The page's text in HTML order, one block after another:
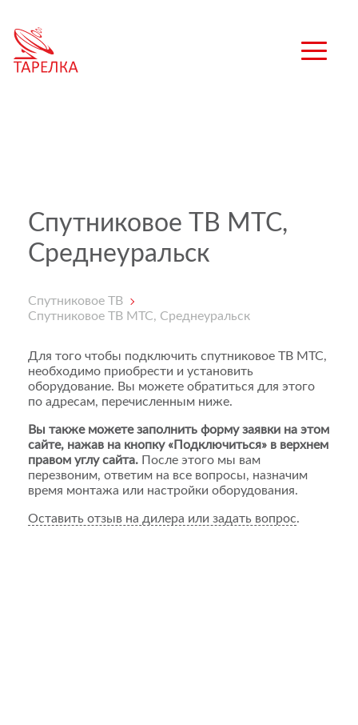
Спутниковое ТВ МТС,
Среднеуральск
Спутниковое ТВ
Спутниковое ТВ МТС, Среднеуральск
Для того чтобы подключить спутниковое ТВ МТС,
необходимо приобрести и установить
оборудование. Вы можете обратиться для этого
по адресам, перечисленным ниже.
Вы также можете заполнить форму заявки на этом
сайте, нажав на кнопку «Подключиться» в верхнем
правом углу сайта. После этого мы вам
перезвоним, ответим на все вопросы, назначим
время монтажа или настройки оборудования.
Оставить отзыв на дилера или задать вопрос.